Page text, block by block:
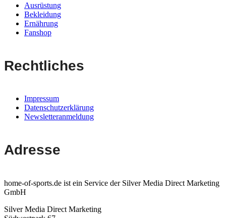
Ausrüstung
Bekleidung
Ernährung
Fanshop
Rechtliches
Impressum
Datenschutzerklärung
Newsletteranmeldung
Adresse
home-of-sports.de ist ein Service der Silver Media Direct Marketing
GmbH
Silver Media Direct Marketing